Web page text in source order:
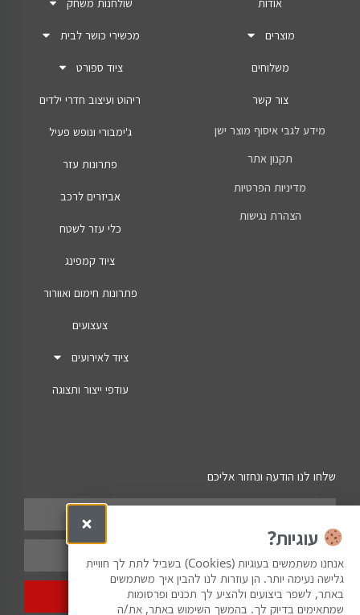
מוצרים
משלוחים
צור קשר
מידע לגבי איסוף מוצר ישן
תקנון אתר
מדיניות הפרטיות
הצהרת נגישות
מכשירי כושר לבית
ציוד ספורט
ריהוט ועיצוב חדרי ילדים
ג'ימבורי ונופש פעיל
פתרונות עזר
אביזרים לרכב
כלי עזר לשטח
ציוד קמפינג
פתרונות חימום ואוורור
צעצועים
ציוד לאירועים
עודפי ייצור ותצוגה
שלחו לנו הודעה ונחזור אליכם
שלח
עוגיות?
אנחנו משתמשים בעוגיות (Cookies) בשביל לתת לך חוויית
גלישה נעימה יותר. הן עוזרות לנו להבין איך משתמשים
באתר, לשפר ביצועים ולהציע לך תכנים ופרסומות
שמתאימים בדיוק לך. בהמשך השימוש באתר, את/ה